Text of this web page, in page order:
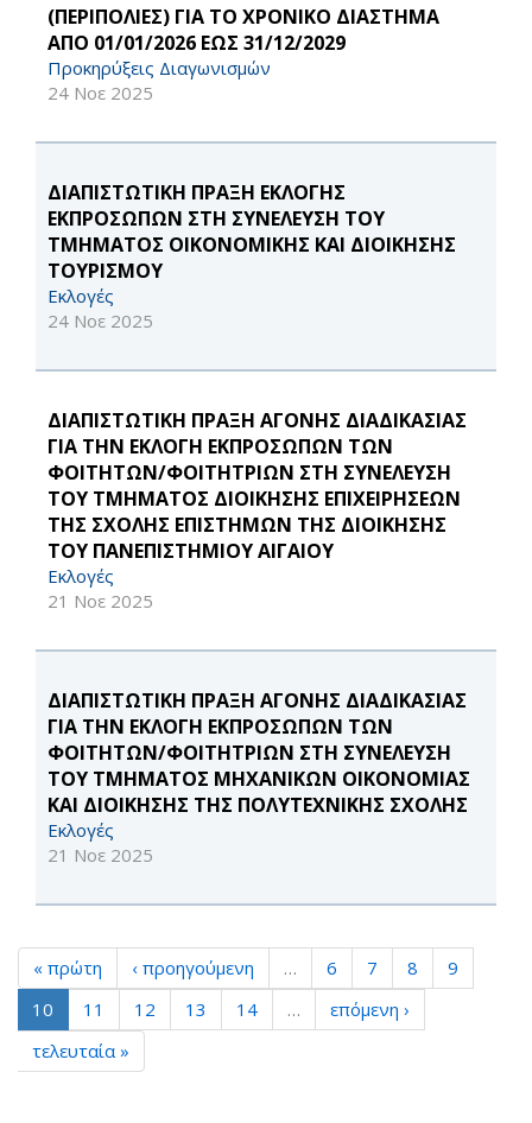
(ΠΕΡΙΠΟΛΙΕΣ) ΓΙΑ ΤΟ ΧΡΟΝΙΚΟ ΔΙΑΣΤΗΜΑ
ΑΠΟ 01/01/2026 ΕΩΣ 31/12/2029
Προκηρύξεις Διαγωνισμών
24 Νοε 2025
ΔΙΑΠΙΣΤΩΤΙΚΗ ΠΡΑΞΗ ΕΚΛΟΓΗΣ
ΕΚΠΡΟΣΩΠΩΝ ΣΤΗ ΣΥΝΕΛΕΥΣΗ ΤΟΥ
ΤΜΗΜΑΤΟΣ ΟΙΚΟΝΟΜΙΚΗΣ ΚΑΙ ΔΙΟΙΚΗΣΗΣ
ΤΟΥΡΙΣΜΟΥ
Εκλογές
24 Νοε 2025
ΔΙΑΠΙΣΤΩΤΙΚΗ ΠΡΑΞΗ ΑΓΟΝΗΣ ΔΙΑΔΙΚΑΣΙΑΣ
ΓΙΑ ΤΗΝ ΕΚΛΟΓΗ ΕΚΠΡΟΣΩΠΩΝ ΤΩΝ
ΦΟΙΤΗΤΩΝ/ΦΟΙΤΗΤΡΙΩΝ ΣΤΗ ΣΥΝΕΛΕΥΣΗ
ΤΟΥ ΤΜΗΜΑΤΟΣ ΔΙΟΙΚΗΣΗΣ ΕΠΙΧΕΙΡΗΣΕΩΝ
ΤΗΣ ΣΧΟΛΗΣ ΕΠΙΣΤΗΜΩΝ ΤΗΣ ΔΙΟΙΚΗΣΗΣ
ΤΟΥ ΠΑΝΕΠΙΣΤΗΜΙΟΥ ΑΙΓΑΙΟΥ
Εκλογές
21 Νοε 2025
ΔΙΑΠΙΣΤΩΤΙΚΗ ΠΡΑΞΗ ΑΓΟΝΗΣ ΔΙΑΔΙΚΑΣΙΑΣ
ΓΙΑ ΤΗΝ ΕΚΛΟΓΗ ΕΚΠΡΟΣΩΠΩΝ ΤΩΝ
ΦΟΙΤΗΤΩΝ/ΦΟΙΤΗΤΡΙΩΝ ΣΤΗ ΣΥΝΕΛΕΥΣΗ
ΤΟΥ ΤΜΗΜΑΤΟΣ ΜΗΧΑΝΙΚΩΝ ΟΙΚΟΝΟΜΙΑΣ
ΚΑΙ ΔΙΟΙΚΗΣΗΣ ΤΗΣ ΠΟΛΥΤΕΧΝΙΚΗΣ ΣΧΟΛΗΣ
Εκλογές
21 Νοε 2025
« πρώτη ‹ προηγούμενη … 6 7 8
9
10
11 12 13 14 …
επόμενη ›
τελευταία »